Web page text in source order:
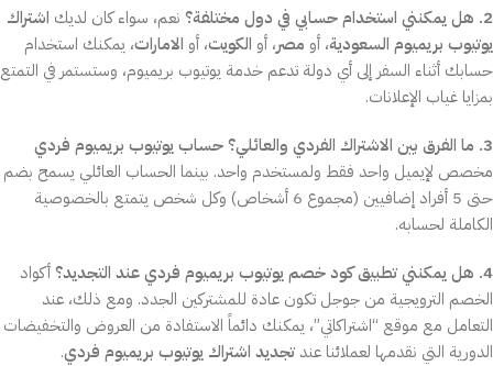
2. هل يمكنني استخدام حسابي في دول مختلفة؟
نعم، سواء كان لديك اشتراك
يوتيوب بريميوم السعودية، أو مصر، أو الكويت، أو الامارات، يمكنك استخدام
حسابك أثناء السفر إلى أي دولة تدعم خدمة يوتيوب بريميوم، وستستمر في التمتع
بمزايا غياب الإعلانات.
3. ما الفرق بين الاشتراك الفردي والعائلي؟
حساب يوتيوب بريميوم فردي
مخصص لإيميل واحد فقط ولمستخدم واحد. بينما الحساب العائلي يسمح بضم
حتى 5 أفراد إضافيين (مجموع 6 أشخاص) وكل شخص يتمتع بالخصوصية
الكاملة لحسابه.
4. هل يمكنني تطبيق كود خصم يوتيوب بريميوم فردي عند التجديد؟
أكواد
الخصم الترويجية من جوجل تكون عادة للمشتركين الجدد. ومع ذلك، عند
التعامل مع موقع “اشتراكاتي”، يمكنك دائماً الاستفادة من العروض والتخفيضات
الدورية التي نقدمها لعملائنا عند تجديد اشتراك يوتيوب بريميوم فردي.